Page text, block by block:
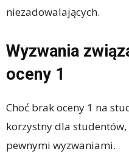
niezadowalających.
Wyzwania
oceny 1
Choć brak oceny 1 na
korzystny dla
pewnymi wyzwaniami.